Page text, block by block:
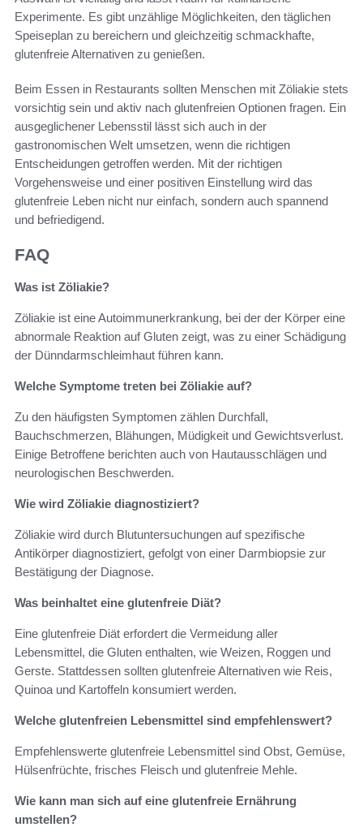
Experimente. Es gibt unzählige Möglichkeiten, den täglichen
Speiseplan zu bereichern und gleichzeitig schmackhafte,
glutenfreie Alternativen zu genießen.
Beim Essen in Restaurants sollten Menschen mit Zöliakie stets
vorsichtig sein und aktiv nach glutenfreien Optionen fragen. Ein
ausgeglichener Lebensstil lässt sich auch in der
gastronomischen Welt umsetzen, wenn die richtigen
Entscheidungen getroffen werden. Mit der richtigen
Vorgehensweise und einer positiven Einstellung wird das
glutenfreie Leben nicht nur einfach, sondern auch spannend
und befriedigend.
FAQ
Was ist Zöliakie?
Zöliakie ist eine Autoimmunerkrankung, bei der der Körper eine
abnormale Reaktion auf Gluten zeigt, was zu einer Schädigung
der Dünndarmschleimhaut führen kann.
Welche Symptome treten bei Zöliakie auf?
Zu den häufigsten Symptomen zählen Durchfall,
Bauchschmerzen, Blähungen, Müdigkeit und Gewichtsverlust.
Einige Betroffene berichten auch von Hautausschlägen und
neurologischen Beschwerden.
Wie wird Zöliakie diagnostiziert?
Zöliakie wird durch Blutuntersuchungen auf spezifische
Antikörper diagnostiziert, gefolgt von einer Darmbiopsie zur
Bestätigung der Diagnose.
Was beinhaltet eine glutenfreie Diät?
Eine glutenfreie Diät erfordert die Vermeidung aller
Lebensmittel, die Gluten enthalten, wie Weizen, Roggen und
Gerste. Stattdessen sollten glutenfreie Alternativen wie Reis,
Quinoa und Kartoffeln konsumiert werden.
Welche glutenfreien Lebensmittel sind empfehlenswert?
Empfehlenswerte glutenfreie Lebensmittel sind Obst, Gemüse,
Hülsenfrüchte, frisches Fleisch und glutenfreie Mehle.
Wie kann man sich auf eine glutenfreie Ernährung
umstellen?